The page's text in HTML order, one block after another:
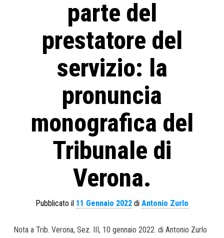
parte del
prestatore del
servizio: la
pronuncia
monografica del
Tribunale di
Verona.
Pubblicato il 11 Gennaio 2022 di Antonio Zurlo
Nota a Trib. Verona, Sez. III, 10 gennaio 2022. di Antonio Zurlo